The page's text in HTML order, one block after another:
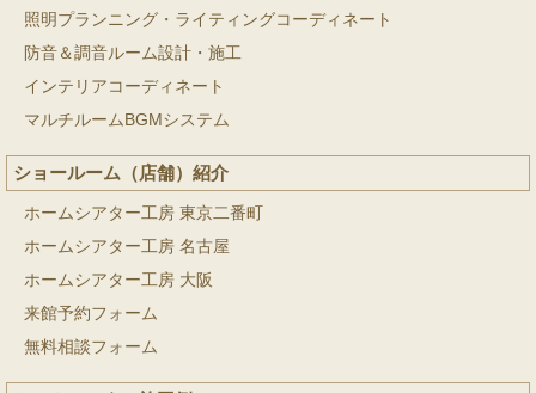
照明プランニング・ライティングコーディネート
防音＆調音ルーム設計・施工
インテリアコーディネート
マルチルームBGMシステム
ショールーム（店舗）紹介
ホームシアター工房 東京二番町
ホームシアター工房 名古屋
ホームシアター工房 大阪
来館予約フォーム
無料相談フォーム